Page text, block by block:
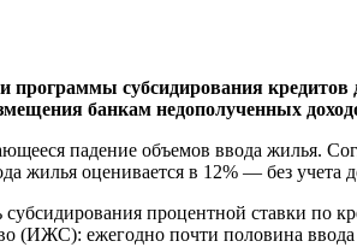
программы субсидирования
банкам недополученных
падение объемов ввода жилья.
жилья оценивается в 12% — без учета
процентной ставки по
(ИЖС): ежегодно почти половина